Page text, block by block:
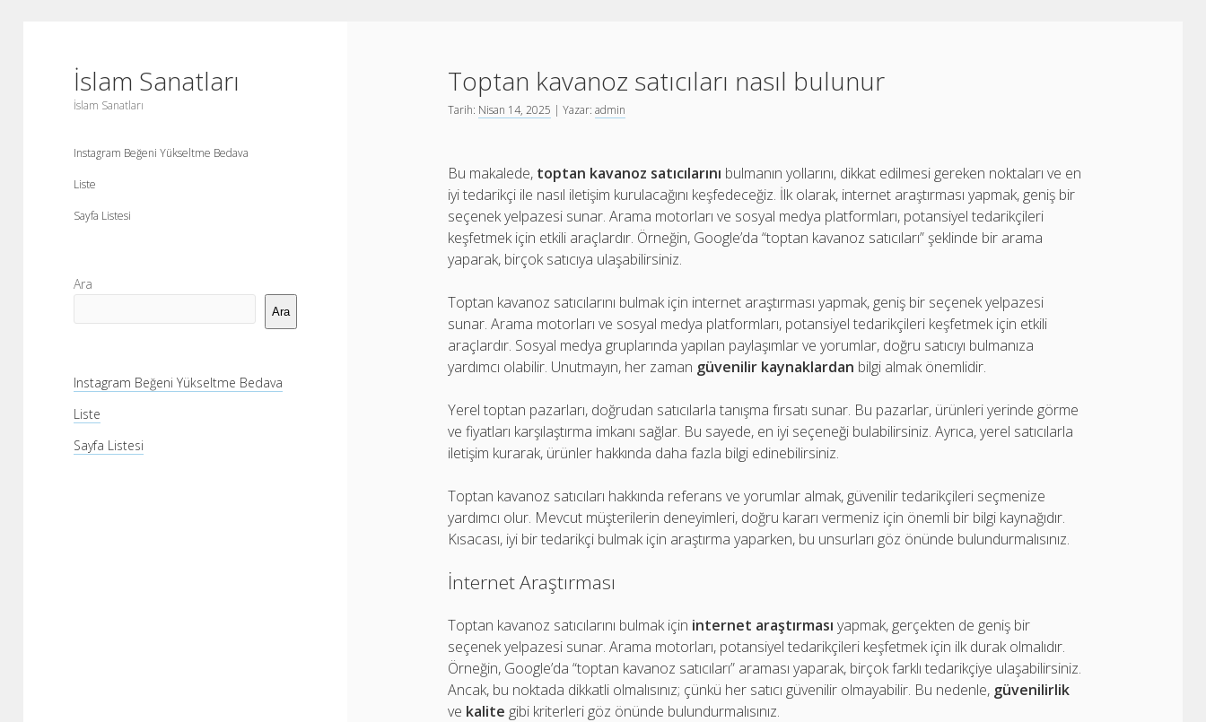
İslam Sanatları
İslam Sanatları
Instagram Beğeni Yükseltme Bedava
Liste
Sayfa Listesi
Yan
Menü
Ara
Ara
Instagram Beğeni Yükseltme Bedava
Liste
Sayfa Listesi
Toptan kavanoz satıcıları nasıl bulunur
Tarih: Nisan 14, 2025 | Yazar:admin
Bu makalede, toptan kavanoz satıcılarını bulmanın yollarını, dikkat edilmesi gereken noktaları ve en
iyi tedarikçi ile nasıl iletişim kurulacağını keşfedeceğiz. İlk olarak, internet araştırması yapmak, geniş bir
seçenek yelpazesi sunar. Arama motorları ve sosyal medya platformları, potansiyel tedarikçileri
keşfetmek için etkili araçlardır. Örneğin, Google’da “toptan kavanoz satıcıları” şeklinde bir arama
yaparak, birçok satıcıya ulaşabilirsiniz.
Toptan kavanoz satıcılarını bulmak için internet araştırması yapmak, geniş bir seçenek yelpazesi
sunar. Arama motorları ve sosyal medya platformları, potansiyel tedarikçileri keşfetmek için etkili
araçlardır. Sosyal medya gruplarında yapılan paylaşımlar ve yorumlar, doğru satıcıyı bulmanıza
yardımcı olabilir. Unutmayın, her zaman güvenilir kaynaklardan bilgi almak önemlidir.
Yerel toptan pazarları, doğrudan satıcılarla tanışma fırsatı sunar. Bu pazarlar, ürünleri yerinde görme
ve fiyatları karşılaştırma imkanı sağlar. Bu sayede, en iyi seçeneği bulabilirsiniz. Ayrıca, yerel satıcılarla
iletişim kurarak, ürünler hakkında daha fazla bilgi edinebilirsiniz.
Toptan kavanoz satıcıları hakkında referans ve yorumlar almak, güvenilir tedarikçileri seçmenize
yardımcı olur. Mevcut müşterilerin deneyimleri, doğru kararı vermeniz için önemli bir bilgi kaynağıdır.
Kısacası, iyi bir tedarikçi bulmak için araştırma yaparken, bu unsurları göz önünde bulundurmalısınız.
İnternet Araştırması
Toptan kavanoz satıcılarını bulmak için internet araştırması yapmak, gerçekten de geniş bir
seçenek yelpazesi sunar. Arama motorları, potansiyel tedarikçileri keşfetmek için ilk durak olmalıdır.
Örneğin, Google’da “toptan kavanoz satıcıları” araması yaparak, birçok farklı tedarikçiye ulaşabilirsiniz.
Ancak, bu noktada dikkatli olmalısınız; çünkü her satıcı güvenilir olmayabilir. Bu nedenle, güvenilirlik
ve kalite gibi kriterleri göz önünde bulundurmalısınız.